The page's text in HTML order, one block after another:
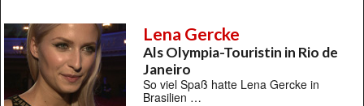
Lena Gercke
Als Olympia-Touristin in Rio de
Janeiro
So viel Spaß hatte Lena Gercke in
Brasilien …